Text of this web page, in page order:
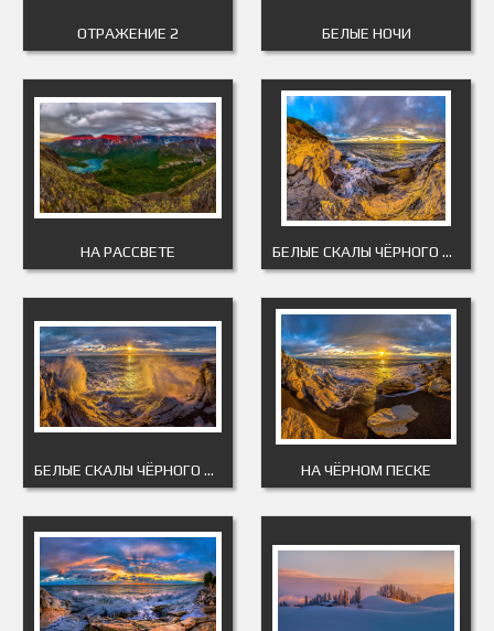
ОТРАЖЕНИЕ 2 БЕЛЫЕ НОЧИ
НА РАССВЕТЕ БЕЛЫЕ СКАЛЫ ЧЁРНОГО МОРЯ 1
БЕЛЫЕ СКАЛЫ ЧЁРНОГО МОРЯ 2 НА ЧЁРНОМ ПЕСКЕ